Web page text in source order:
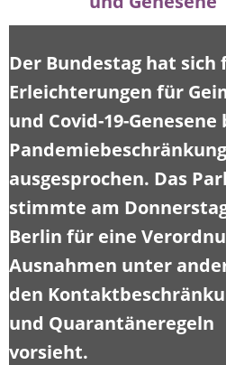
Der Bundestag hat sich
Erleichterungen für
und Covid-19-Genesene
ausgesprochen. Das
stimmte am
Berlin für eine
Ausnahmen unter
den
und Quarantäneregeln
vorsieht.